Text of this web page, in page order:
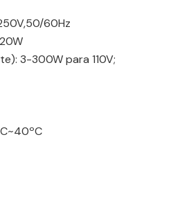
60Hz
3-300W para 110V;